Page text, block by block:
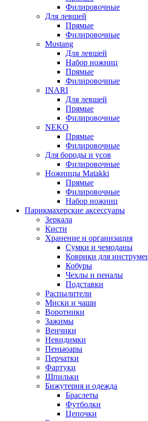
Филировочные
Для левшей
Прямые
Филировочные
Mustang
Для левшей
Набор ножниц
Прямые
Филировочные
INARI
Для левшей
Прямые
Филировочные
NEKO
Прямые
Филировочные
Для бороды и усов
Филировочные
Ножницы Matakki
Прямые
Филировочные
Набор ножниц
Парикмахерские аксессуары
Зеркала
Кисти
Хранение и организация
Сумки и чемоданы
Коврики для
Кобуры
Чехлы и пеналы
Подставки
Распылители
Миски и чаши
Воротники
Зажимы
Венчики
Невидимки
Пеньюары
Перчатки
Фартуки
Шпильки
Бижутерия и одежда
Браслеты
Футболки
Цепочки